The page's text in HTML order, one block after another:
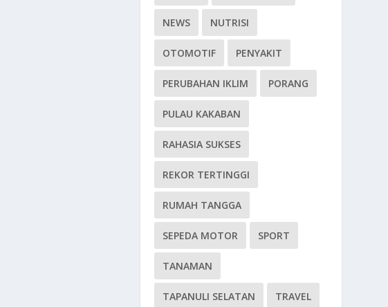
NEWS NUTRISI
OTOMOTIF PENYAKIT
PERUBAHAN IKLIM PORANG
PULAU KAKABAN
RAHASIA SUKSES
REKOR TERTINGGI
RUMAH TANGGA
SEPEDA MOTOR SPORT
TANAMAN
TAPANULI SELATAN TRAVEL